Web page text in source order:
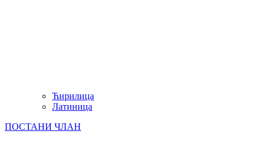
Ћирилица
Латиница
ПОСТАНИ ЧЛАН